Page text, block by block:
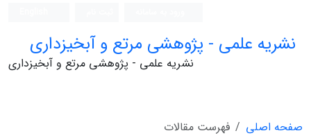
نشریه علمی - پژوهشی مرتع و آبخیزداری
نشریه علمی - پژوهشی مرتع و آبخیزداری
صفحه اصلی
فهرست مقالات